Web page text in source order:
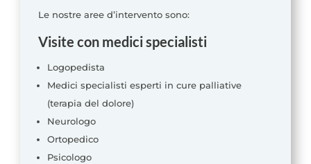
Le nostre aree d’intervento sono:
Visite con medici specialisti
Logopedista
Medici specialisti esperti in cure palliative
(terapia del dolore)
Neurologo
Ortopedico
Psicologo